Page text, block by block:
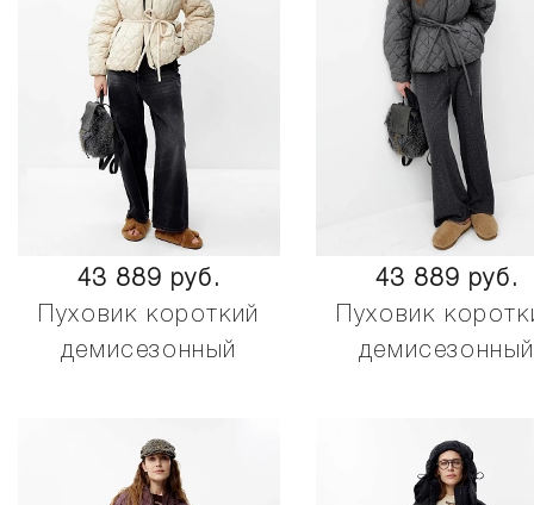
43 889 руб.
Пуховик короткий
демисезонный
43 889 руб.
Пуховик